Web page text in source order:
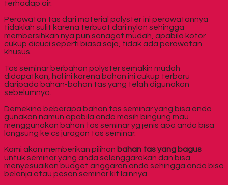
terhadap air.
Perawatan tas dari material polyster ini perawatannya
tidaklah sulit karena terbuat dari nylon sehingga
membersihkan nya pun sanagat mudah, apabila kotor
cukup dicuci seperti biasa saja, tidak ada perawatan
khusus.
Tas seminar berbahan polyster semakin mudah
didapatkan, hal ini karena bahan ini cukup terbaru
daripada bahan-bahan tas yang telah digunakan
sebelumnya.
Demekina beberapa bahan tas seminar yang bisa anda
gunakan namun apabila anda masih bingung mau
menggunakan bahan tas seminar yg jenis apa anda bisa
langsung ke cs juragan tas seminar.
Kami akan memberikan pilihan bahan tas yang bagus
untuk seminar yang anda selenggarakan dan bisa
menyesuaikan budget anggaran anda sehingga anda bisa
belanja atau pesan seminar kit lainnya.